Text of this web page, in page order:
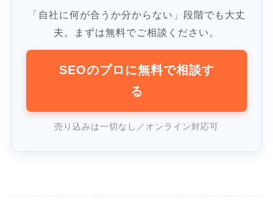
「自社に何が合うか分からない」段階でも大丈
夫。まずは無料でご相談ください。
SEOのプロに無料で相談す
る
売り込みは一切なし／オンライン対応可